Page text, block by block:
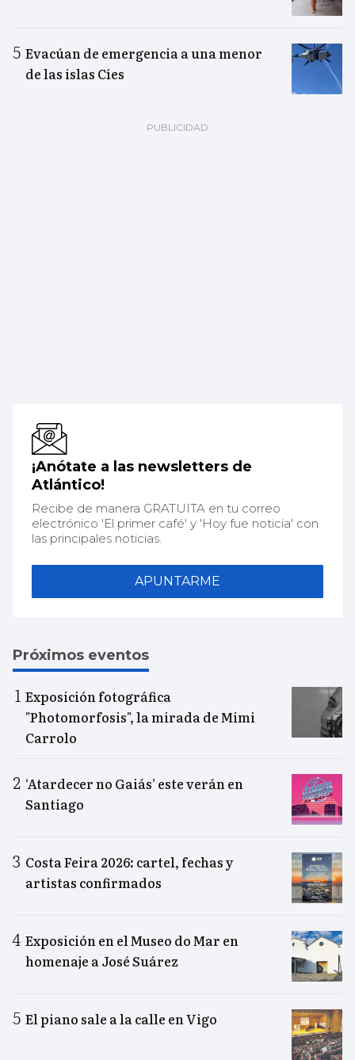
Evacúan de emergencia a una menor
de las islas Cíes
¡Anótate a las newsletters de
Atlántico!
Recibe de manera GRATUITA en tu correo
electrónico 'El primer café' y 'Hoy fue noticia' con
las principales noticias.
APUNTARME
Próximos eventos
Exposición fotográfica
"Photomorfosis", la mirada de Mimi
Carrolo
‘Atardecer no Gaiás’ este verán en
Santiago
Costa Feira 2026: cartel, fechas y
artistas confirmados
Exposición en el Museo do Mar en
homenaje a José Suárez
El piano sale a la calle en Vigo